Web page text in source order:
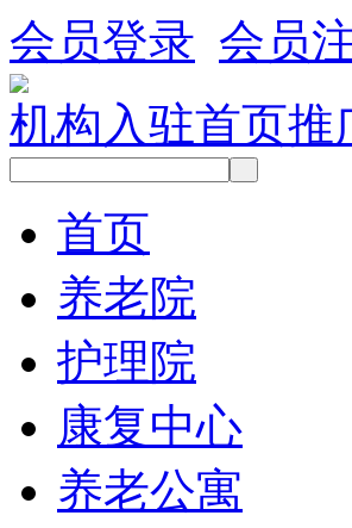
会员登录 会员
机构入驻首页推
首页
养老院
护理院
康复中心
养老公寓